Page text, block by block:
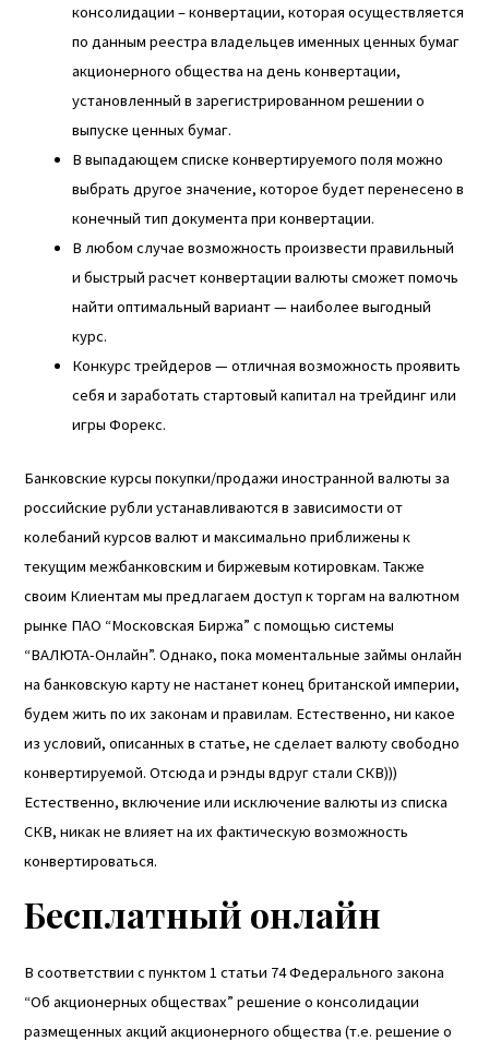
консолидации – конвертации, которая осуществляется
по данным реестра владельцев именных ценных бумаг
акционерного общества на день конвертации,
установленный в зарегистрированном решении о
выпуске ценных бумаг.
В выпадающем списке конвертируемого поля можно
выбрать другое значение, которое будет перенесено в
конечный тип документа при конвертации.
В любом случае возможность произвести правильный
и быстрый расчет конвертации валюты сможет помочь
найти оптимальный вариант — наиболее выгодный
курс.
Конкурс трейдеров — отличная возможность проявить
себя и заработать стартовый капитал на трейдинг или
игры Форекс.
Банковские курсы покупки/продажи иностранной валюты за
российские рубли устанавливаются в зависимости от
колебаний курсов валют и максимально приближены к
текущим межбанковским и биржевым котировкам. Также
своим Клиентам мы предлагаем доступ к торгам на валютном
рынке ПАО “Московская Биржа” с помощью системы
“ВАЛЮТА-Онлайн”. Однако, покамоментальные займы онлайн
на банковскую картуне настанет конец британской империи,
будем жить по их законам и правилам. Естественно, ни какое
из условий, описанных в статье, не сделает валюту свободно
конвертируемой. Отсюда и рэнды вдруг стали СКВ)))
Естественно, включение или исключение валюты из списка
СКВ, никак не влияет на их фактическую возможность
конвертироваться.
Бесплатный онлайн
В соответствии с пунктом 1 статьи 74 Федерального закона
“Об акционерных обществах” решение о консолидации
размещенных акций акционерного общества (т.е. решение о